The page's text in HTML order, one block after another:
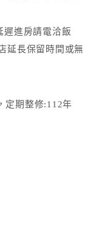
遲進房請電洽飯
延長保留時間或無
定期整修:112年